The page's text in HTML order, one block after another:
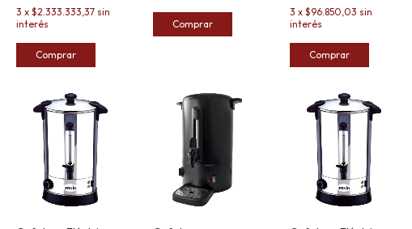
3 x $2.333.333,37 sin
interés
Comprar
Comprar
3 x $96.850,03 sin
interés
Comprar